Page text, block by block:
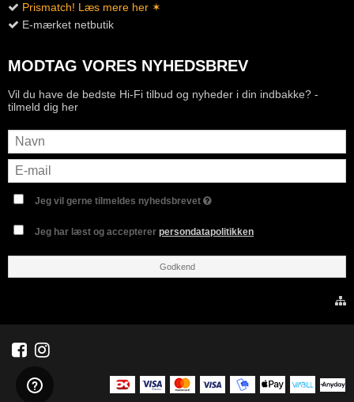
Prismatch! Læs mere her ✶
E-mærket netbutik
MODTAG VORES NYHEDSBREV
Vil du have de bedste Hi-Fi tilbud og nyheder i din indbakke? -
tilmeld dig her
Jeg vil gerne tilmeldes nyhedsbrevet
Jeg har læst og acceptererpersondatapolitikken
Godkend